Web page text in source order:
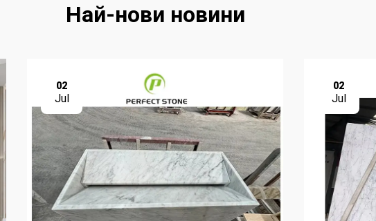
Най-нови новини
02
Jul
02
Jul